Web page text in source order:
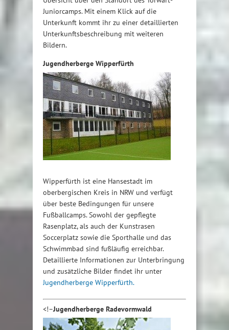
Juniorcamps. Mit einem Klick auf die
Unterkunft kommt ihr zu einer detaillierten
Unterkunftsbeschreibung mit weiteren
Bildern.
Jugendherberge Wipperfürth
Wipperfürth ist eine Hansestadt im
oberbergischen Kreis in NRW und verfügt
über beste Bedingungen für unsere
Fußballcamps. Sowohl der gepflegte
Rasenplatz, als auch der Kunstrasen
Soccerplatz sowie die Sporthalle und das
Schwimmbad sind fußläufig erreichbar.
Detaillierte Informationen zur Unterbringung
und zusätzliche Bilder findet ihr unter
Jugendherberge Wipperfürth.
<!–Jugendherberge Radevormwald